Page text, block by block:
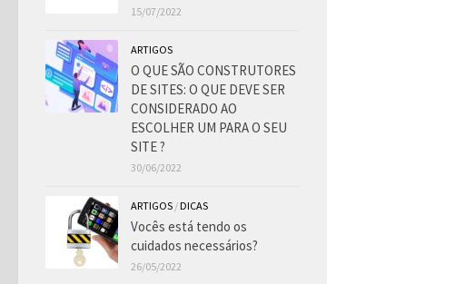
15/07/2022
ARTIGOS
O QUE SÃO CONSTRUTORES
DE SITES: O QUE DEVE SER
CONSIDERADO AO
ESCOLHER UM PARA O SEU
SITE ?
30/06/2022
ARTIGOS /DICAS
Vocês está tendo os
cuidados necessários?
26/05/2022